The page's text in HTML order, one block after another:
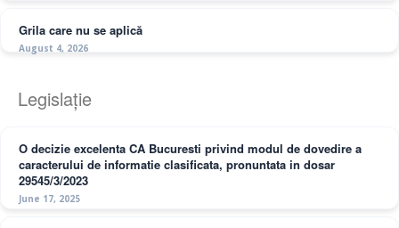
Grila care nu se aplică
August 4, 2026
Legislație
O decizie excelenta CA Bucuresti privind modul de dovedire a
caracterului de informatie clasificata, pronuntata in dosar
29545/3/2023
June 17, 2025